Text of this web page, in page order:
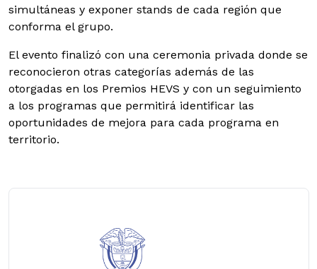
simultáneas y exponer stands de cada región que
conforma el grupo.
El evento finalizó con una ceremonia privada donde se
reconocieron otras categorías además de las
otorgadas en los Premios HEVS y con un seguimiento
a los programas que permitirá identificar las
oportunidades de mejora para cada programa en
territorio.